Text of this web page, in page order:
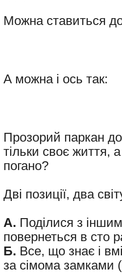
Можна ставиться
А можна і ось так:
Прозорий паркан
тільки своє життя,
погано?
Дві позиції, два
А. Поділися з
повернеться в сто
Б. Все, що знає і
за сімома замками